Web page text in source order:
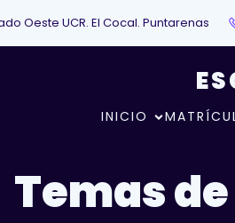
Oeste UCR. El Cocal. Puntarenas
INICIO
Temas